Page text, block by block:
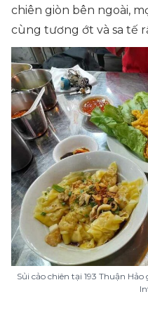
chiên giòn bên ngoài,
cùng tương ớt và sa tế
Sủi cảo chiên tại 193 Thuận